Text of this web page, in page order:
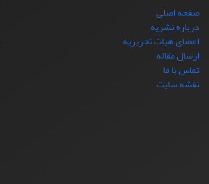
صفحه اصلی
درباره نشریه
اعضای هیات تحریریه
ارسال مقاله
تماس با ما
نقشه سایت